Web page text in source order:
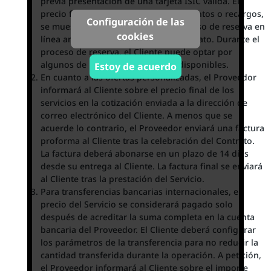
precio final, incluyendo el IVA, descuentos o recargos,
se muestra al Cliente durante el proceso de reserva en
línea antes de la celebración del Contrato. Durante el
proceso de reserva, el Cliente puede optar por
algunos de los métodos de pago disponibles.
En cuanto a las ofertas personalizadas, el Proveedor
informará al Cliente sobre el precio final de los
servicios en la cotización enviada a la dirección de
correo electrónico del Cliente. A menos que se
acuerde lo contrario, el Proveedor enviará una factura
proforma al Cliente tras la celebración del Contrato.
La factura deberá abonarse en un plazo de 14 días
desde su entrega al Cliente. La factura final se enviará
al Cliente tras la prestación del Servicio.
Para transferencias bancarias internacionales, el
precio del Servicio se considerará pagado solo
después de acreditar la suma completa en la cuenta
bancaria del Proveedor. El Cliente deberá configurar
los parámetros de la transferencia para no reducir la
cantidad transferida durante la operación. A petición,
el Proveedor informará al Cliente sobre el importe
Configuración de las
cookies
Estoy de acuerdo